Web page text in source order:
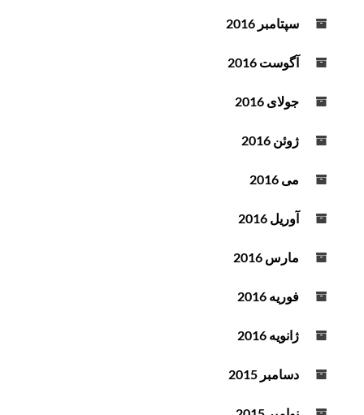
سپتامبر 2016
آگوست 2016
جولای 2016
ژوئن 2016
می 2016
آوریل 2016
مارس 2016
فوریه 2016
ژانویه 2016
دسامبر 2015